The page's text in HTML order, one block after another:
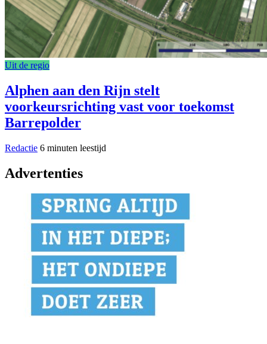
Uit de regio
Alphen aan den Rijn stelt
voorkeursrichting vast voor toekomst
Barrepolder
Redactie 6 minuten leestijd
Advertenties